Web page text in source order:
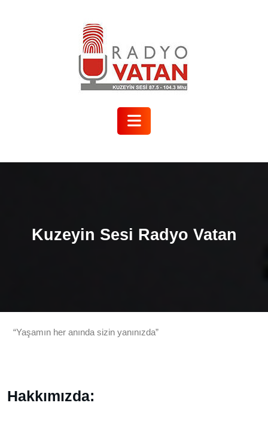
Kuzeyin Sesi Radyo Vatan
“Yaşamın her anında sizin yanınızda”
Hakkımızda: